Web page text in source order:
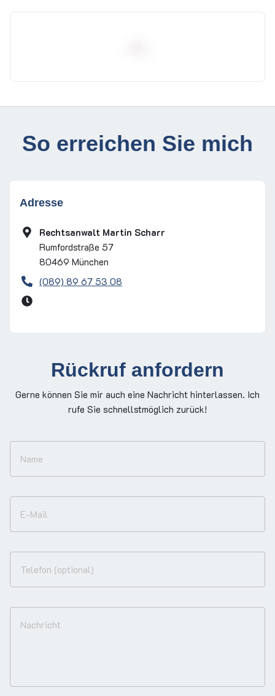
So erreichen Sie mich
Adresse
Rechtsanwalt Martin Scharr
Rumfordstraße 57
80469 München
(089) 89 67 53 08
Rückruf anfordern
Gerne können Sie mir auch eine Nachricht hinterlassen. Ich
rufe Sie schnellstmöglich zurück!
Name
E-Mail
Telefon (optional)
Nachricht